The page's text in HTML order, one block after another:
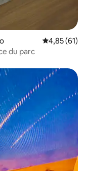
Évaluation
4,85 (61)
du parc